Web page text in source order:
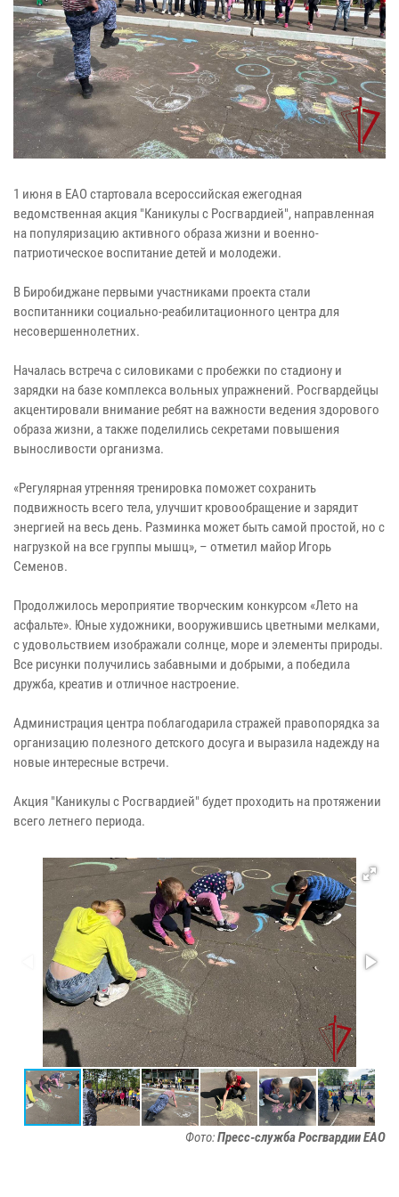
1 июня в ЕАО стартовала всероссийская ежегодная
ведомственная акция "Каникулы с Росгвардией", направленная
на популяризацию активного образа жизни и военно-
патриотическое воспитание детей и молодежи.
В Биробиджане первыми участниками проекта стали
воспитанники социально-реабилитационного центра для
несовершеннолетних.
Началась встреча с силовиками с пробежки по стадиону и
зарядки на базе комплекса вольных упражнений. Росгвардейцы
акцентировали внимание ребят на важности ведения здорового
образа жизни, а также поделились секретами повышения
выносливости организма.
«Регулярная утренняя тренировка поможет сохранить
подвижность всего тела, улучшит кровообращение и зарядит
энергией на весь день. Разминка может быть самой простой, но с
нагрузкой на все группы мышц», – отметил майор Игорь
Семенов.
Продолжилось мероприятие творческим конкурсом «Лето на
асфальте». Юные художники, вооружившись цветными мелками,
с удовольствием изображали солнце, море и элементы природы.
Все рисунки получились забавными и добрыми, а победила
дружба, креатив и отличное настроение.
Администрация центра поблагодарила стражей правопорядка за
организацию полезного детского досуга и выразила надежду на
новые интересные встречи.
Акция "Каникулы с Росгвардией" будет проходить на протяжении
всего летнего периода.
Фото:Пресс-служба Росгвардии ЕАО